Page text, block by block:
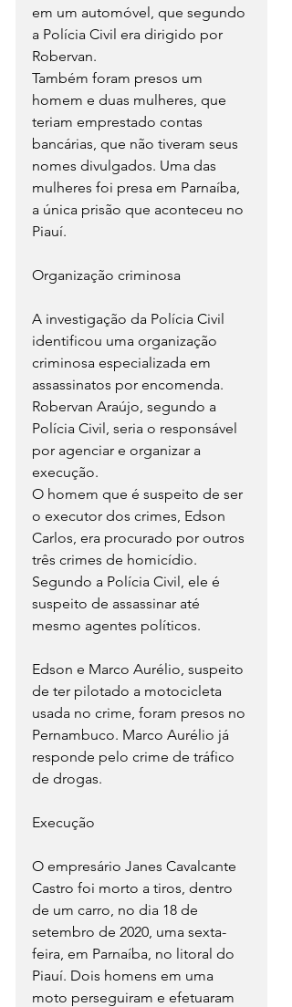
em um automóvel, que segundo
a Polícia Civil era dirigido por
Robervan.
Também foram presos um
homem e duas mulheres, que
teriam emprestado contas
bancárias, que não tiveram seus
nomes divulgados. Uma das
mulheres foi presa em Parnaíba,
a única prisão que aconteceu no
Piauí.
Organização criminosa
A investigação da Polícia Civil
identificou uma organização
criminosa especializada em
assassinatos por encomenda.
Robervan Araújo, segundo a
Polícia Civil, seria o responsável
por agenciar e organizar a
execução.
O homem que é suspeito de ser
o executor dos crimes, Edson
Carlos, era procurado por outros
três crimes de homicídio.
Segundo a Polícia Civil, ele é
suspeito de assassinar até
mesmo agentes políticos.
Edson e Marco Aurélio, suspeito
de ter pilotado a motocicleta
usada no crime, foram presos no
Pernambuco. Marco Aurélio já
responde pelo crime de tráfico
de drogas.
Execução
O empresário Janes Cavalcante
Castro foi morto a tiros, dentro
de um carro, no dia 18 de
setembro de 2020, uma sexta-
feira, em Parnaíba, no litoral do
Piauí. Dois homens em uma
moto perseguiram e efetuaram